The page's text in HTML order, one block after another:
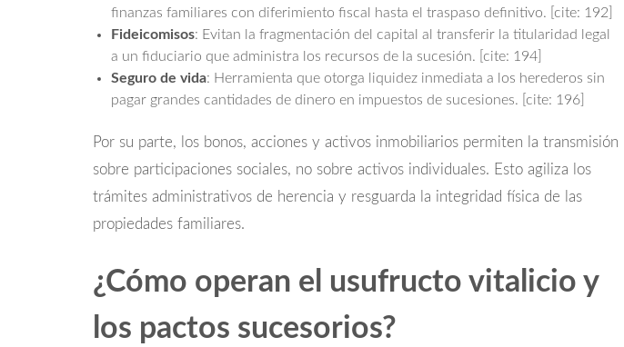
finanzas familiares con diferimiento fiscal hasta el traspaso definitivo. [cite: 192]
Fideicomisos: Evitan la fragmentación del capital al transferir la titularidad legal
a un fiduciario que administra los recursos de la sucesión. [cite: 194]
Seguro de vida: Herramienta que otorga liquidez inmediata a los herederos sin
pagar grandes cantidades de dinero en impuestos de sucesiones. [cite: 196]
Por su parte, los bonos, acciones y activos inmobiliarios permiten la transmisión
sobre participaciones sociales, no sobre activos individuales. Esto agiliza los
trámites administrativos de herencia y resguarda la integridad física de las
propiedades familiares.
¿Cómo operan el usufructo vitalicio y
los pactos sucesorios?